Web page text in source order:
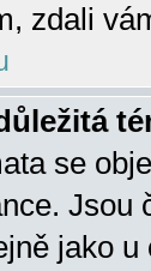
zdali
se
Jsou
jako